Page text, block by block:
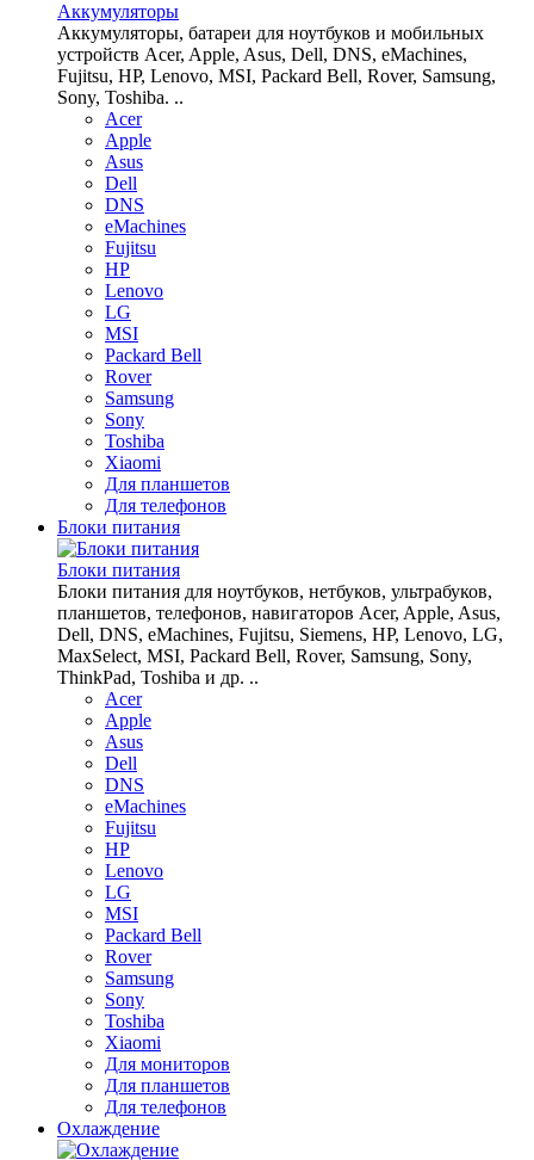
Аккумуляторы
Аккумуляторы, батареи для ноутбуков и мобильных
устройств Acer, Apple, Asus, Dell, DNS, eMachines,
Fujitsu, HP, Lenovo, MSI, Packard Bell, Rover, Samsung,
Sony, Toshiba. ..
Acer
Apple
Asus
Dell
DNS
eMachines
Fujitsu
HP
Lenovo
LG
MSI
Packard Bell
Rover
Samsung
Sony
Toshiba
Xiaomi
Для планшетов
Для телефонов
Блоки питания
Блоки питания
Блоки питания для ноутбуков, нетбуков, ультрабуков,
планшетов, телефонов, навигаторов Acer, Apple, Asus,
Dell, DNS, eMachines, Fujitsu, Siemens, HP, Lenovo, LG,
MaxSelect, MSI, Packard Bell, Rover, Samsung, Sony,
ThinkPad, Toshiba и др. ..
Acer
Apple
Asus
Dell
DNS
eMachines
Fujitsu
HP
Lenovo
LG
MSI
Packard Bell
Rover
Samsung
Sony
Toshiba
Xiaomi
Для мониторов
Для планшетов
Для телефонов
Охлаждение